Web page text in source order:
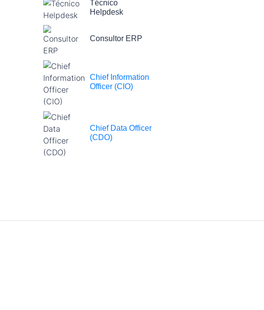
Técnico
Helpdesk
Consultor ERP
Chief Information
Officer (CIO)
Chief Data Officer
(CDO)